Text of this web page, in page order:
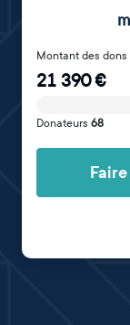
Montant des dons
21 390€
Donateurs 68